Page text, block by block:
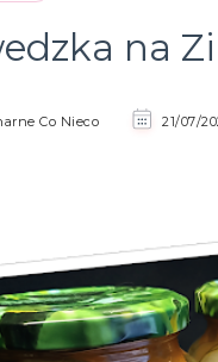
na
Co Nieco 21/07/